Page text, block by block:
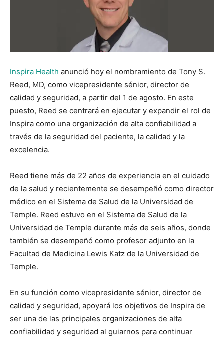
Inspira Health anunció hoy el nombramiento de Tony S.
Reed, MD, como vicepresidente sénior, director de
calidad y seguridad, a partir del 1 de agosto. En este
puesto, Reed se centrará en ejecutar y expandir el rol de
Inspira como una organización de alta confiabilidad a
través de la seguridad del paciente, la calidad y la
excelencia.
Reed tiene más de 22 años de experiencia en el cuidado
de la salud y recientemente se desempeñó como director
médico en el Sistema de Salud de la Universidad de
Temple. Reed estuvo en el Sistema de Salud de la
Universidad de Temple durante más de seis años, donde
también se desempeñó como profesor adjunto en la
Facultad de Medicina Lewis Katz de la Universidad de
Temple.
En su función como vicepresidente sénior, director de
calidad y seguridad, apoyará los objetivos de Inspira de
ser una de las principales organizaciones de alta
confiabilidad y seguridad al guiarnos para continuar